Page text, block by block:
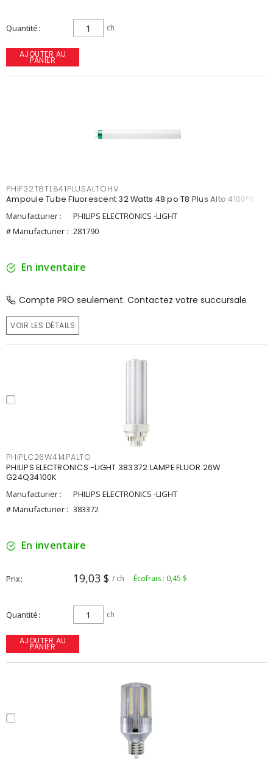
Quantité ch
AJOUTER AU
PANIER
PHIF32T8TL841PLUSALTOHV
Ampoule Tube Fluorescent 32 Watts 48 po T8 Plus Alto 4100°K
Manufacturier :
PHILIPS ELECTRONICS -LIGHT
# Manufacturier : 281790
En inventaire
Compte PRO seulement. Contactez votre succursale
VOIR LES DÉTAILS
PHIPLC26W414PALTO
PHILIPS ELECTRONICS -LIGHT 383372 LAMPE FLUOR 26W
G24Q34100K
Manufacturier :
PHILIPS ELECTRONICS -LIGHT
# Manufacturier : 383372
En inventaire
Prix 19,03 $ / ch Écofrais : 0,45 $
Quantité ch
AJOUTER AU
PANIER